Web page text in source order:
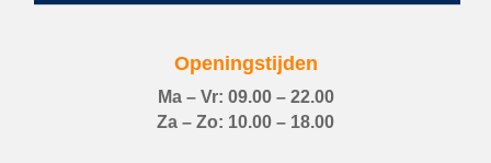
Openingstijden
Ma – Vr: 09.00 – 22.00
Za – Zo: 10.00 – 18.00